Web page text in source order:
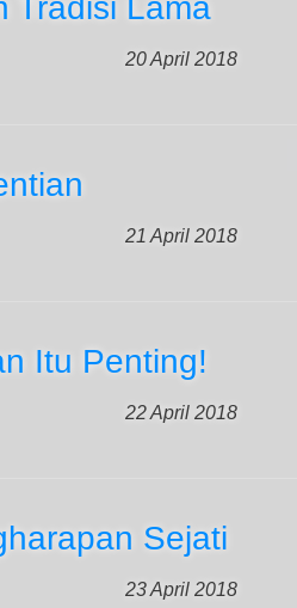
Tradisi Lama
20 April 2018
21 April 2018
Itu Penting!
22 April 2018
Sejati
23 April 2018